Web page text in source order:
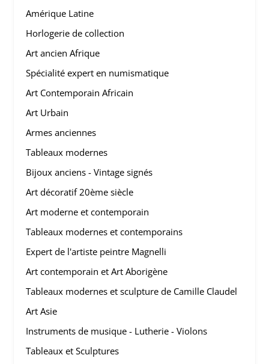
Amérique Latine
Horlogerie de collection
Art ancien Afrique
Spécialité expert en numismatique
Art Contemporain Africain
Art Urbain
Armes anciennes
Tableaux modernes
Bijoux anciens - Vintage signés
Art décoratif 20ème siècle
Art moderne et contemporain
Tableaux modernes et contemporains
Expert de l'artiste peintre Magnelli
Art contemporain et Art Aborigène
Tableaux modernes et sculpture de Camille Claudel
Art Asie
Instruments de musique - Lutherie - Violons
Tableaux et Sculptures